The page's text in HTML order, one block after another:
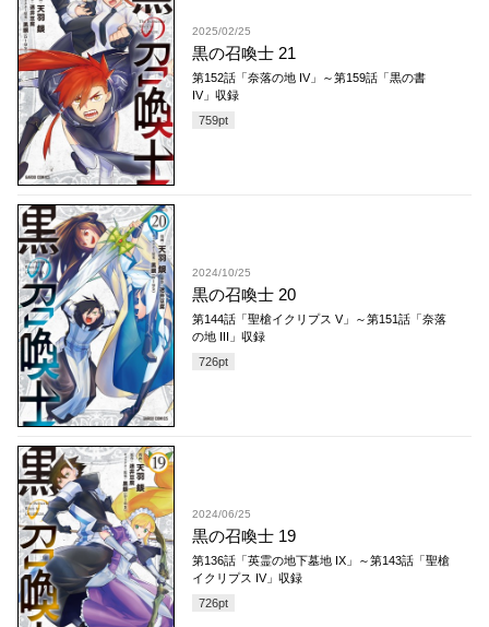
2025/02/25
黒の召喚士 21
第152話「奈落の地 IV」～第159話「黒の書
IV」収録
759pt
2024/10/25
黒の召喚士 20
第144話「聖槍イクリプス V」～第151話「奈落
の地 III」収録
726pt
2024/06/25
黒の召喚士 19
第136話「英霊の地下墓地 IX」～第143話「聖槍
イクリプス IV」収録
726pt